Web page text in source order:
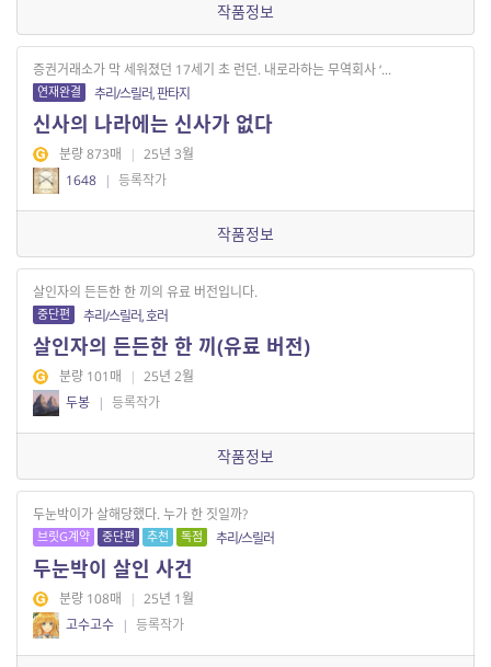
작품정보
증권거래소가 막 세워졌던 17세기 초 런던. 내로라하는 무역회사 ‘...
연재완결 추리/스릴러, 판타지
신사의 나라에는 신사가 없다
분량 873매 | 25년 3월
1648 | 등록작가
작품정보
살인자의 든든한 한 끼의 유료 버전입니다.
중단편 추리/스릴러, 호러
살인자의 든든한 한 끼(유료 버전)
분량 101매 | 25년 2월
두봉 | 등록작가
작품정보
두눈박이가 살해당했다. 누가 한 짓일까?
브릿G계약 중단편 추천 독점 추리/스릴러
두눈박이 살인 사건
분량 108매 | 25년 1월
고수고수 | 등록작가